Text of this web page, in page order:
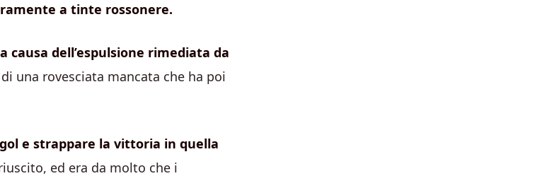
a tinte rossonere.
causa dell’espulsione rimediata da
una rovesciata mancata che ha poi
e strappare la vittoria in quella
ed era da molto che i